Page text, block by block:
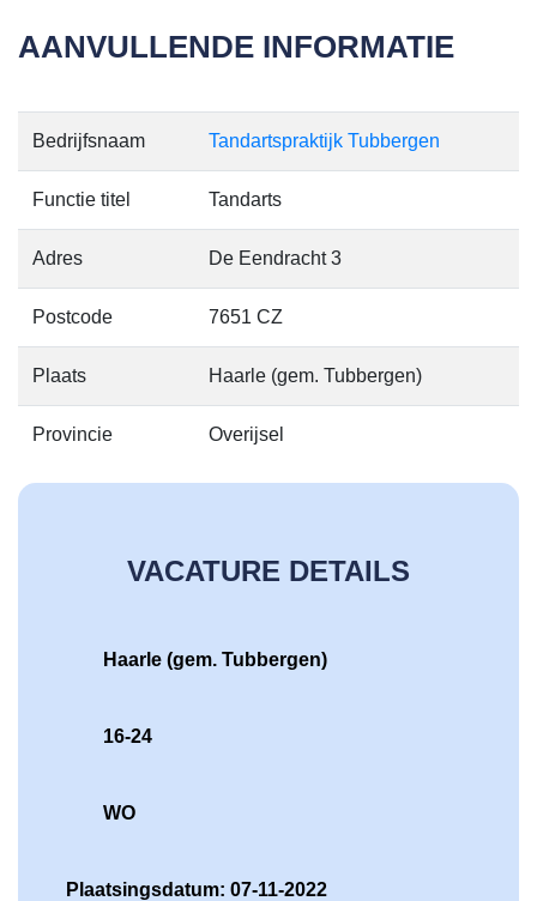
AANVULLENDE INFORMATIE
Bedrijfsnaam Tandartspraktijk Tubbergen
Functie titel Tandarts
Adres De Eendracht 3
Postcode 7651 CZ
Plaats Haarle (gem. Tubbergen)
Provincie Overijsel
VACATURE DETAILS
Haarle (gem. Tubbergen)
16-24
WO
Plaatsingsdatum: 07-11-2022